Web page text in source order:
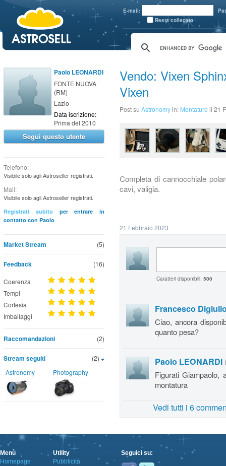
E-mail:
Resta collegato
Paolo LEONARDI
FONTE NUOVA
(RM)
Lazio
Data iscrizione:
Prima del 2010
Segui questo utente
Telefono:
Visibile solo agli Astroseller registrati.
Mail:
Visibile solo agli Astroseller registrati.
Registrati subitoper entrare in
contatto con Paolo
(5)
Market Stream
Feedback (16)
Coerenza
Tempi
Cortesia
Imballaggi
(2)
Raccomandazioni
(2)
Stream seguiti
Astronomy Photography
Vendo: Vixen
Vixen
Post su Astronomyin: Montature il 21
Completa di cannocchiale
cavi, valigia.
21 Febbraio 2023
Caratteri disponibili: 500
Francesco
Ciao, ancora
quanto pesa?
Paolo LEONARDI
Figurati Giampaolo,
montatura
Vedi tutti i 6
Menù
Homepage
Utility
Pubblicità
Seguici su: